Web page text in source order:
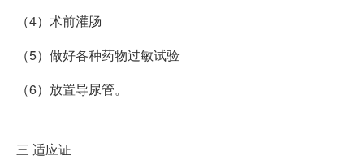
（4）术前灌肠
（5）做好各种药物过敏试验
（6）放置导尿管。
三 适应证